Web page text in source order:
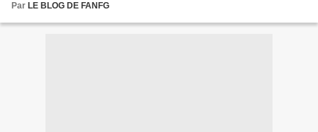
Par LE BLOG DE FANFG